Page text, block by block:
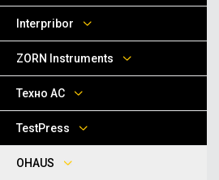
Interpribor
ZORN Instruments
Техно АС
TestPress
OHAUS